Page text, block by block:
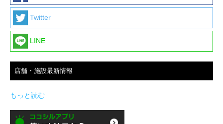
Twitter
LINE
店舗・施設最新情報
もっと読む